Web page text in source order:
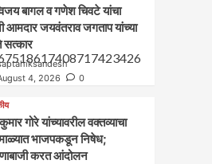
बागल व गणेश चिवटे यांचा
आमदार जयवंतराव जगताप यांच्या
सत्कार
4, 2026
0
गोरे यांच्यावरील वक्तव्याचा
भाजपकडून निषेध;
करत आंदोलन